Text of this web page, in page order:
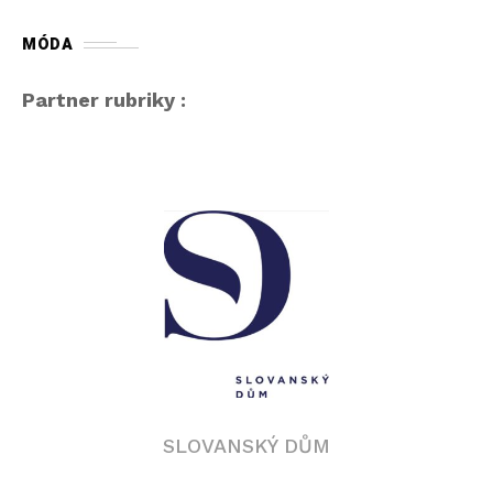
MÓDA
Partner rubriky :
SLOVANSKÝ DŮM